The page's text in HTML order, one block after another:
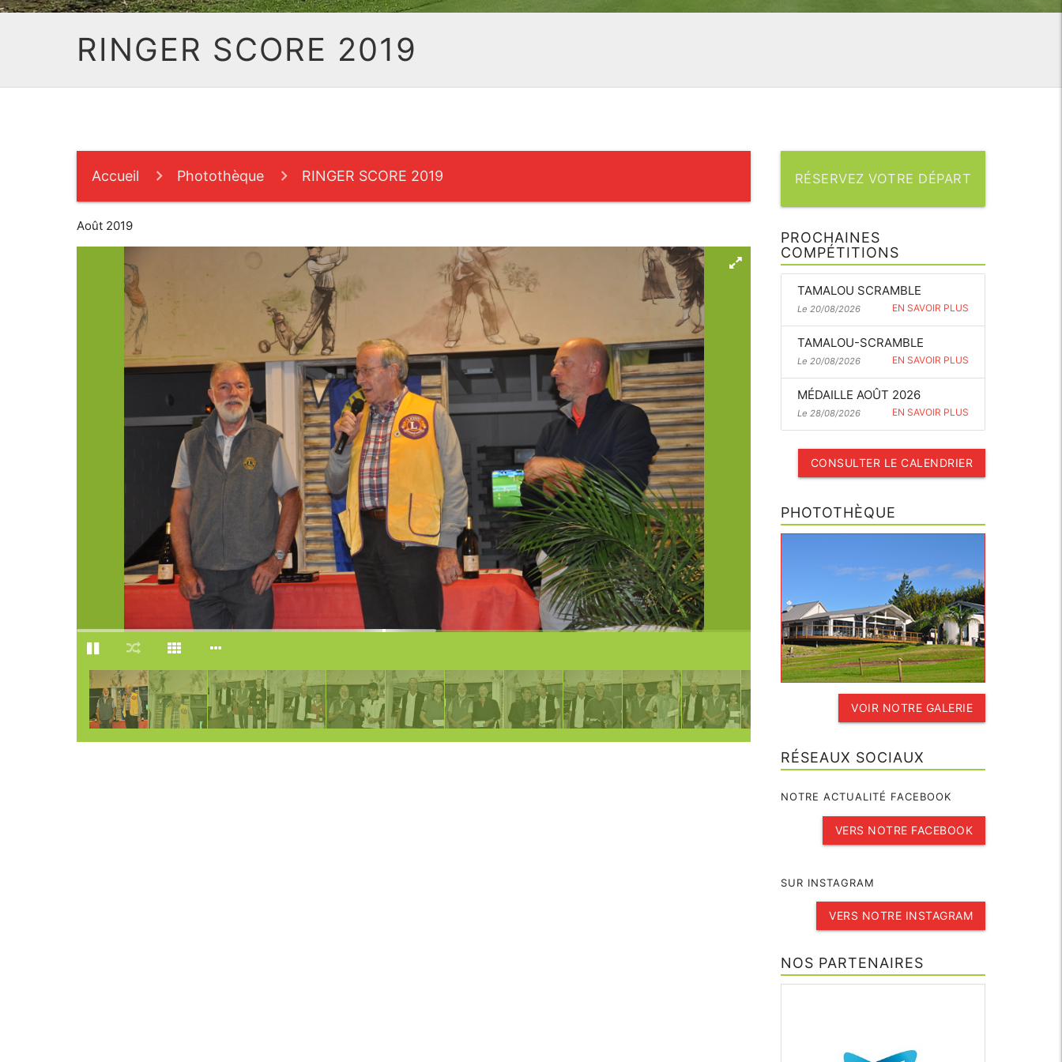
RINGER SCORE 2019
Accueil Photothèque RINGER SCORE 2019
Août 2019
RÉSERVEZ VOTRE DÉPART
PROCHAINES
COMPÉTITIONS
TAMALOU SCRAMBLE
Le 20/08/2026 EN SAVOIR PLUS
TAMALOU-SCRAMBLE
Le 20/08/2026 EN SAVOIR PLUS
MÉDAILLE AOÛT 2026
Le 28/08/2026 EN SAVOIR PLUS
CONSULTER LE CALENDRIER
PHOTOTHÈQUE
VOIR NOTRE GALERIE
RÉSEAUX SOCIAUX
NOTRE ACTUALITÉ FACEBOOK
VERS NOTRE FACEBOOK
SUR INSTAGRAM
VERS NOTRE INSTAGRAM
NOS PARTENAIRES